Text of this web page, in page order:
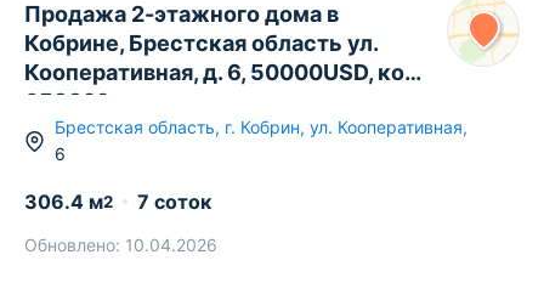
Продажа 2-этажного дома в
Кобрине, Брестская область ул.
Кооперативная, д. 6, 50000USD, код
658329
Брестская область, г. Кобрин, ул. Кооперативная,
6
306.4 м2 7 соток
Обновлено: 10.04.2026